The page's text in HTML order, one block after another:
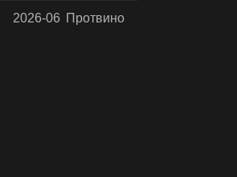
2026-06 Протвино